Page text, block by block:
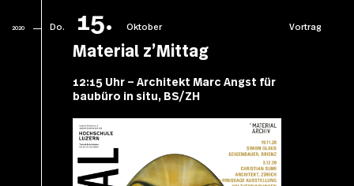
2020 Do. 15. Oktober
Material z’Mittag
12:15 Uhr – Architekt Marc Angst für
baubüro in situ, BS/ZH
Vortrag